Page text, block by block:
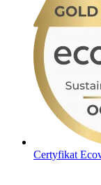
Certyfikat